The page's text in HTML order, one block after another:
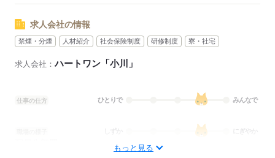
求人会社の情報
禁煙・分煙 人材紹介 社会保険制度 研修制度 寮・社宅
求人会社：ハートワン「小川」
仕事の仕方 ひとりで みんなで
にぎやか
もっと見る